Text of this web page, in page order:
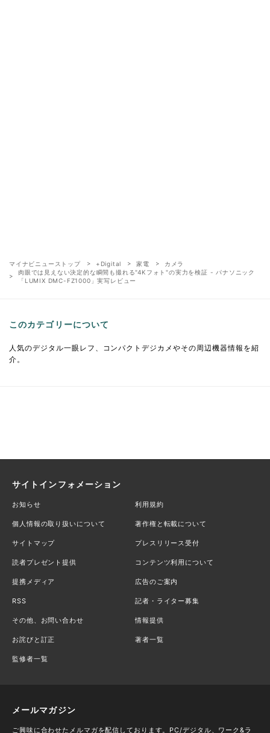
マイナビニューストップ +Digital 家電
カメラ
肉眼では見えない決定的な瞬間も撮れる"4Kフォト"の実力を検証 - パナソニック
「LUMIX DMC-FZ1000」実写レビュー
このカテゴリーについて
人気のデジタル一眼レフ、コンパクトデジカメやその周辺機器情報を紹
介。
サイトインフォメーション
お知らせ 利用規約
個人情報の取り扱いについて 著作権と転載について
サイトマップ プレスリリース受付
読者プレゼント提供 コンテンツ利用について
提携メディア 広告のご案内
RSS 記者・ライター募集
その他、お問い合わせ 情報提供
お詫びと訂正 著者一覧
監修者一覧
メールマガジン
ご興味に合わせたメルマガを配信しております。PC/デジタル、ワーク&ラ